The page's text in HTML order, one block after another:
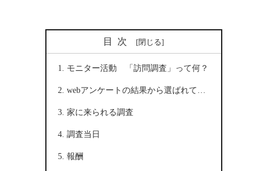
目次
モニター活動 「訪問調査」って何？
webアンケートの結果から選ばれて…
家に来られる調査
調査当日
報酬